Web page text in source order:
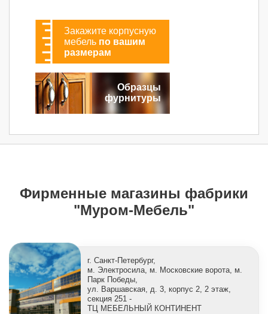
Закажите корпусную
мебель по вашим
размерам
Образцы
фурнитуры
Фирменные магазины фабрики
"Муром-Мебель"
г. Санкт-Петербург,
м. Электросила, м. Московские ворота, м.
Парк Победы,
ул. Варшавская, д. 3, корпус 2, 2 этаж,
секция 251 -
ТЦ МЕБЕЛЬНЫЙ КОНТИНЕНТ